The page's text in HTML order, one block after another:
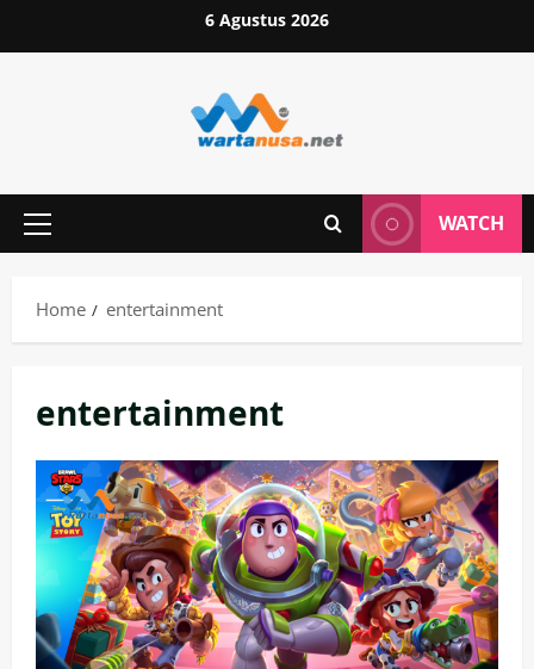
to
6 Agustus 2026
Primary
WATCH
Home entertainment
entertainment